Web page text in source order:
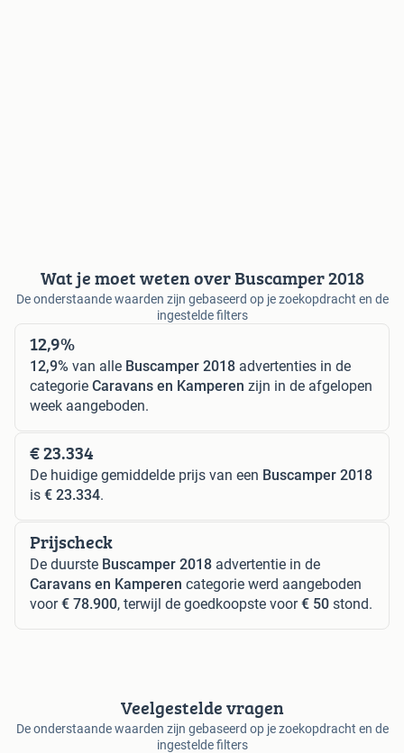
Wat je moet weten over Buscamper 2018
De onderstaande waarden zijn gebaseerd op je zoekopdracht en de
ingestelde filters
12,9%
12,9% van alle Buscamper 2018 advertenties in de
categorie Caravans en Kamperen zijn in de afgelopen
week aangeboden.
€ 23.334
De huidige gemiddelde prijs van een Buscamper 2018
is € 23.334.
Prijscheck
De duurste Buscamper 2018 advertentie in de
Caravans en Kamperen categorie werd aangeboden
voor€ 78.900, terwijl de goedkoopste voor€ 50 stond.
Veelgestelde vragen
De onderstaande waarden zijn gebaseerd op je zoekopdracht en de
ingestelde filters